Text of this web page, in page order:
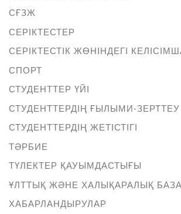
СҒЗЖ
СЕРІКТЕСТЕР
СЕРІКТЕСТІК ЖӨНІНДЕГІ
СПОРТ
СТУДЕНТТЕР ҮЙІ
СТУДЕНТТЕРДІҢ ҒЫЛЫМИ-
СТУДЕНТТЕРДІҢ ЖЕТІСТІГІ
ТӘРБИЕ
ТҮЛЕКТЕР ҚАУЫМДАСТЫҒЫ
ҰЛТТЫҚ ЖӘНЕ ХАЛЫҚАРАЛЫҚ
ХАБАРЛАНДЫРУЛАР